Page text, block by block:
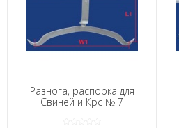
Разнога, распорка для
Свиней и Крс № 7